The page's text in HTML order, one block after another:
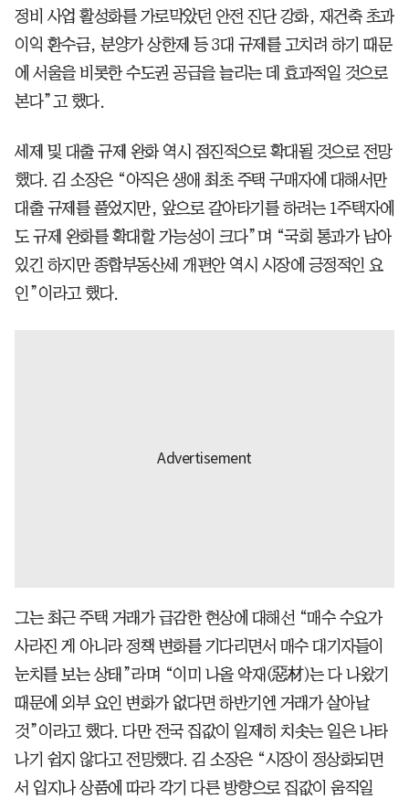
정비 사업 활성화를 가로막았던 안전 진단 강화, 재건축 초과
이익 환수금, 분양가 상한제 등 3대 규제를 고치려 하기 때문
에 서울을 비롯한 수도권 공급을 늘리는 데 효과적일 것으로
본다”고 했다.
세제 및 대출 규제 완화 역시 점진적으로 확대될 것으로 전망
했다. 김 소장은 “아직은 생애 최초 주택 구매자에 대해서만
대출 규제를 풀었지만, 앞으로 갈아타기를 하려는 1주택자에
도 규제 완화를 확대할 가능성이 크다”며 “국회 통과가 남아
있긴 하지만 종합부동산세 개편안 역시 시장에 긍정적인 요
인”이라고 했다.
그는 최근 주택 거래가 급감한 현상에 대해선 “매수 수요가
사라진 게 아니라 정책 변화를 기다리면서 매수 대기자들이
눈치를 보는 상태”라며 “이미 나올 악재(惡材)는 다 나왔기
때문에 외부 요인 변화가 없다면 하반기엔 거래가 살아날
것”이라고 했다. 다만 전국 집값이 일제히 치솟는 일은 나타
나기 쉽지 않다고 전망했다. 김 소장은 “시장이 정상화되면
서 입지나 상품에 따라 각기 다른 방향으로 집값이 움직일